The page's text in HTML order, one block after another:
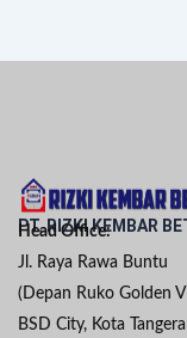
PT. RIZKI KEMBAR
Head Office:
Jl. Raya Rawa Buntu
(Depan Ruko Golden
BSD City, Kota